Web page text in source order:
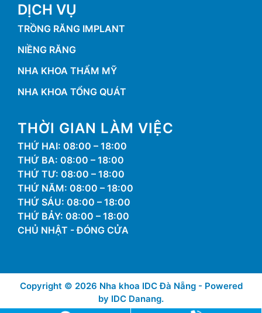
DỊCH VỤ
TRỒNG RĂNG IMPLANT
NIỀNG RĂNG
NHA KHOA THẨM MỸ
NHA KHOA TỔNG QUÁT
THỜI GIAN LÀM VIỆC
THỨ HAI: 08:00 – 18:00
THỨ BA: 08:00 – 18:00
THỨ TƯ: 08:00 – 18:00
THỨ NĂM: 08:00 – 18:00
THỨ SÁU: 08:00 – 18:00
THỨ BẢY: 08:00 – 18:00
CHỦ NHẬT - ĐÓNG CỬA
Copyright © 2026 Nha khoa IDC Đà Nẵng - Powered
by IDC Danang.